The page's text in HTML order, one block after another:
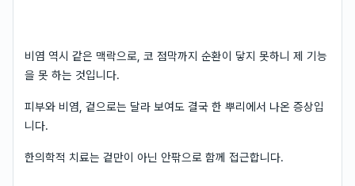
비염 역시 같은 맥락으로, 코 점막까지 순환이 닿지 못하니 제 기능
을 못 하는 것입니다.
피부와 비염, 겉으로는 달라 보여도 결국 한 뿌리에서 나온 증상입
니다.
한의학적 치료는 겉만이 아닌 안팎으로 함께 접근합니다.